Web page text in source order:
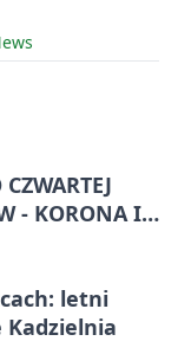
- KORONA III
letni